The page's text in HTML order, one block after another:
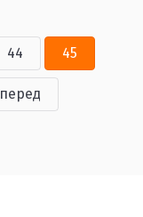
44 45